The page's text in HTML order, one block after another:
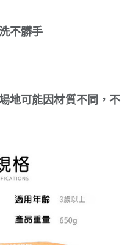
不髒手
地可能因材質不同，不